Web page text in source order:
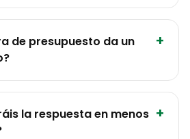
de presupuesto da un
+
la respuesta en menos +